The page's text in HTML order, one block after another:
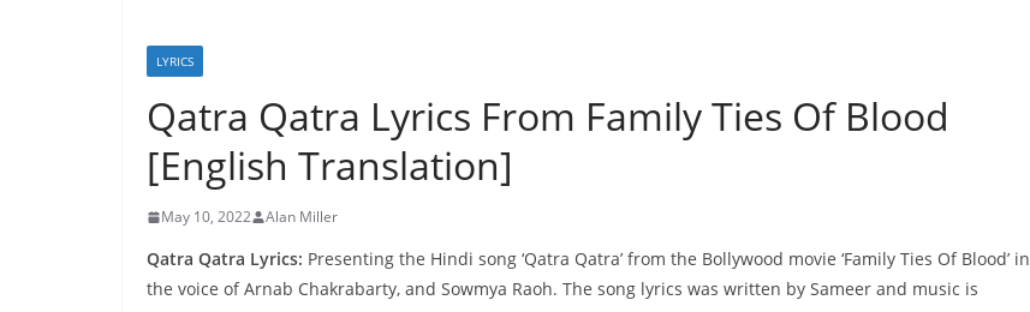
LYRICS
Qatra Qatra Lyrics From Family Ties Of Blood
[English Translation]
May 10, 2022 Alan Miller
Qatra Qatra Lyrics: Presenting the Hindi song ‘Qatra Qatra’ from the Bollywood movie ‘Family Ties Of Blood’ in
the voice of Arnab Chakrabarty, and Sowmya Raoh. The song lyrics was written by Sameer and music is